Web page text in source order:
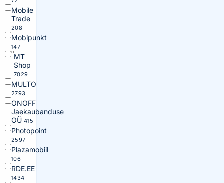
Mobile
Trade
208
Mobipunkt
147
MT
Shop
7029
MULTO
2793
ONOFF
Jaekaubanduse
OÜ 415
Photopoint
2597
Plazamobiil
106
RDE.EE
1434